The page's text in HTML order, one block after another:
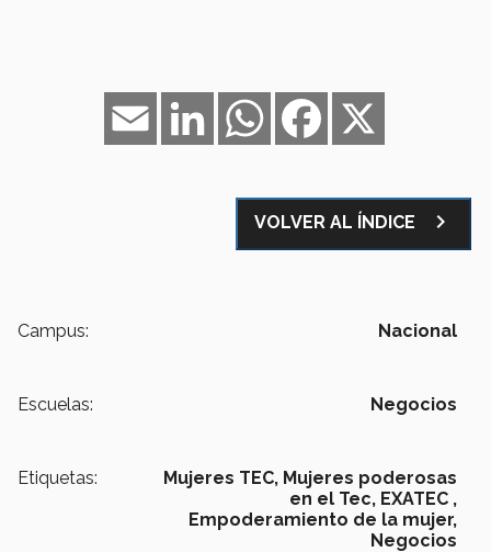
Facebook
WhatsApp
LinkedIn
Email
VOLVER AL ÍNDICE navigate_next
Campus: Nacional
Escuelas: Negocios
Etiquetas: Mujeres TEC, Mujeres poderosas
en el Tec, EXATEC ,
Empoderamiento de la mujer,
Negocios